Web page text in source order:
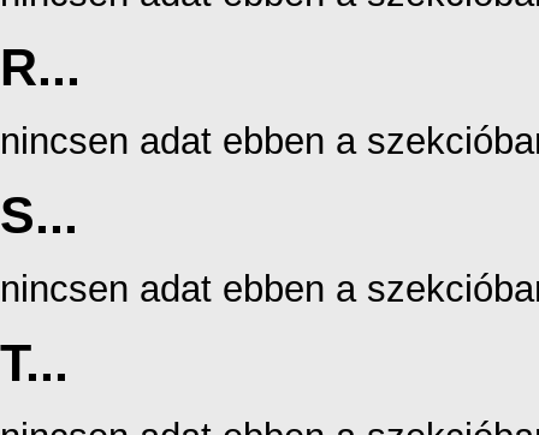
R...
nincsen adat ebben a
S...
nincsen adat ebben a
T...